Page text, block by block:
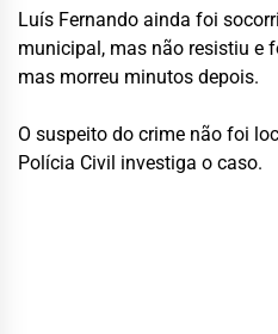
Luís Fernando ainda foi
municipal, mas não resistiu e
mas morreu minutos depois.
O suspeito do crime não foi
Polícia Civil investiga o caso.